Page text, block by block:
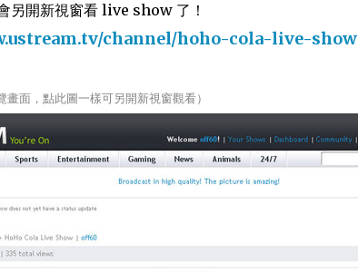
另開新視窗看 live show 了！
channel/hoho-cola-live-show
畫面，點此圖一樣可另開新視窗觀看）